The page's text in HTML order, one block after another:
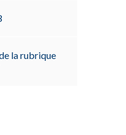
la rubrique